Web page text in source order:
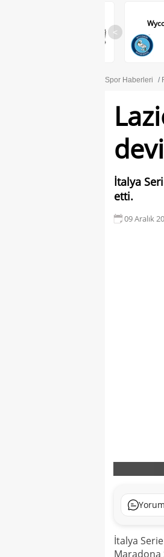
<
Spor Haberleri
İtalya
etti.
09 Aralık
İtalya
Maradona